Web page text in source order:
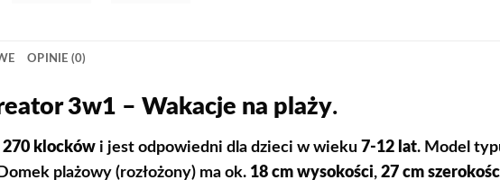
OPINIE (0)
3w1 – Wakacje na plaży.
270 klocków i jest odpowiedni dla dzieci w wieku 7-12 lat. Model
plażowy (rozłożony) ma ok. 18 cm wysokości, 27 cm